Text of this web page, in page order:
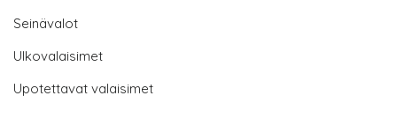
Seinävalot
Ulkovalaisimet
Upotettavat valaisimet